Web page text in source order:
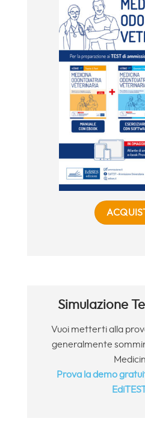
Simulazione
Vuoi metterti alla
generalmente
Prova la demo